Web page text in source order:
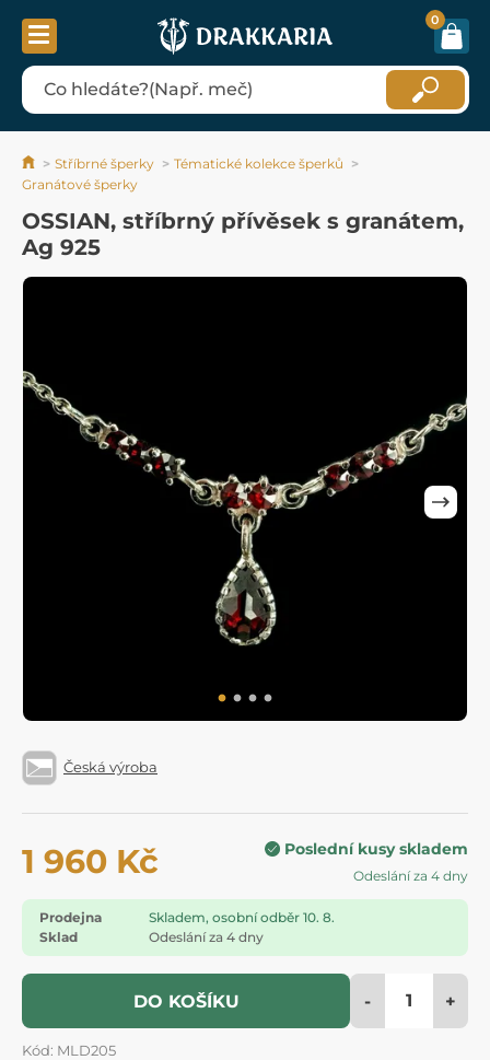
0
Stříbrné šperky
Tématické kolekce šperků
Granátové šperky
OSSIAN, stříbrný přívěsek s granátem,
Ag 925
Česká výroba
1 960 Kč Poslední kusy skladem
Odeslání za 4 dny
Prodejna
Skladem, osobní odběr 10. 8.
Sklad
Odeslání za 4 dny
DO KOŠÍKU - +
Kód: MLD205